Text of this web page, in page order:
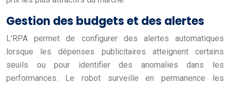
Gestion des budgets et des alertes
L’RPA permet de configurer des alertes automatiques
lorsque les dépenses publicitaires atteignent certains
seuils ou pour identifier des anomalies dans les
performances. Le robot surveille en permanence les